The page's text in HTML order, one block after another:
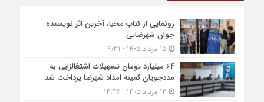
رونمایی از کتاب محیا، آخرین اثر نویسنده
جوان شهرضایی
15 مرداد 1405 - 9:31
۶۴ میلیارد تومان تسهیلات اشتغالزایی به
مددجویان کمیته امداد شهرضا پرداخت شد